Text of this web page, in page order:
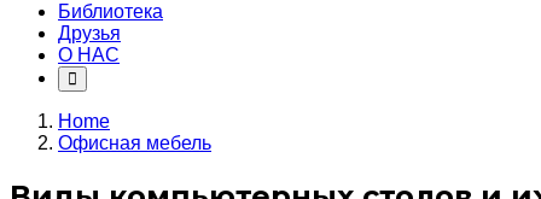
Библиотека
Друзья
О НАС
Home
Офисная мебель